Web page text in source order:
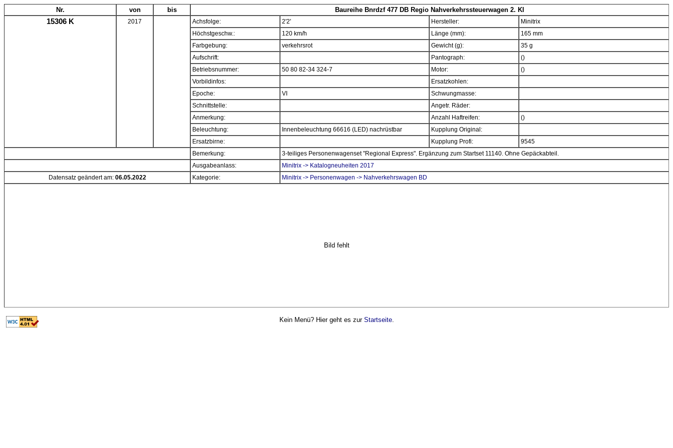
Nr. von bis Baureihe Bnrdzf 477 DB Regio Nahverkehrssteuerwagen 2. Kl
15306 K 2017 Achsfolge: 2'2' Hersteller:
Minitrix
Höchstgeschw.:
120 km/h Länge (mm):
165 mm
Farbgebung:
verkehrsrot Gewicht (g):
35 g
Aufschrift:
Pantograph:
()
Betriebsnummer:
50 80 82-34 324-7 Motor:
()
Vorbildinfos:
Ersatzkohlen:
Epoche:
VI
Schwungmasse:
Schnittstelle:
Angetr. Räder:
Anmerkung:
Anzahl Haftreifen:
()
Beleuchtung:
Innenbeleuchtung 66616 (LED) nachrüstbar
Kupplung Original:
Ersatzbirne:
Kupplung Profi:
9545
Bemerkung:
3-teiliges Personenwagenset "Regional Express". Ergänzung zum Startset 11140. Ohne Gepäckabteil.
Ausgabeanlass:
Minitrix -> Katalogneuheiten 2017
Datensatz geändert am: 06.05.2022 Kategorie: Minitrix -> Personenwagen -> Nahverkehrswagen BD
Bild fehlt
Kein Menü? Hier geht es zur Startseite.